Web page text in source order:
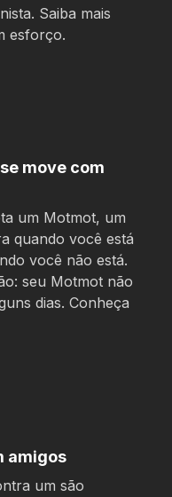
Saiba mais
esforço.
move com
um Motmot, um
quando você está
você não está.
seu Motmot não
dias. Conheça
amigos
um são